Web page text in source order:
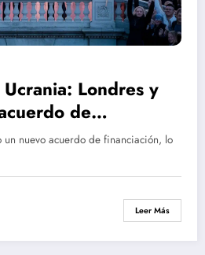
Londres y
de
2.740 millones de
las capacidades
un nuevo acuerdo de financiación, lo
Leer Más